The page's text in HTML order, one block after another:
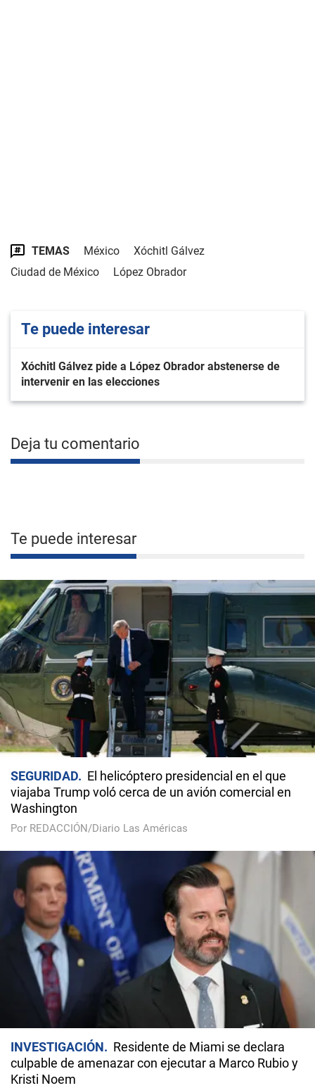
TEMAS México
Xóchitl Gálvez
Ciudad de México
López Obrador
Te puede interesar
Xóchitl Gálvez pide a López Obrador abstenerse de
intervenir en las elecciones
Deja tu comentario
Te puede interesar
SEGURIDAD
El helicóptero presidencial en el que
viajaba Trump voló cerca de un avión comercial en
Washington
Por REDACCIÓN/Diario Las Américas
INVESTIGACIÓN
Residente de Miami se declara
culpable de amenazar con ejecutar a Marco Rubio y
Kristi Noem